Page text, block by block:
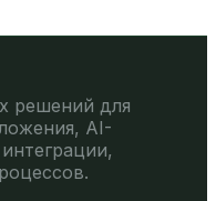
решений для
AI-